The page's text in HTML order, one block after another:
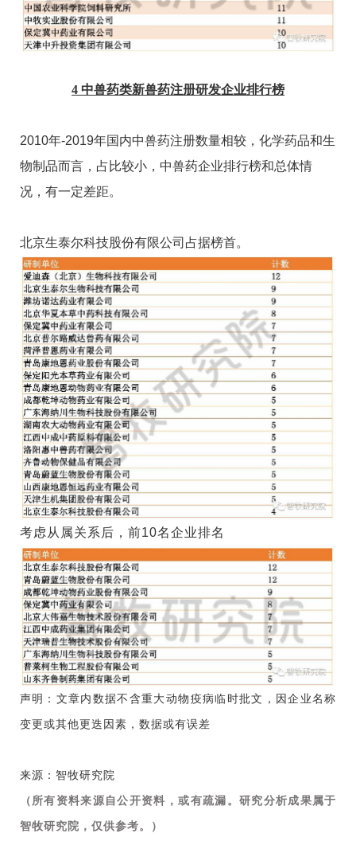
4 中兽药类新兽药注册研发企业排行榜
2010年-2019年国内中兽药注册数量相较，化学药品和生
物制品而言，占比较小，中兽药企业排行榜和总体情
况，有一定差距。
北京生泰尔科技股份有限公司占据榜首。
考虑从属关系后，前10名企业排名
声明：文章内数据不含重大动物疫病临时批文，因企业名称
变更或其他更迭因素，数据或有误差
来源：智牧研究院
（所有资料来源自公开资料，或有疏漏。研究分析成果属于
智牧研究院，仅供参考。）